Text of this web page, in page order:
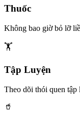
Thuốc
Không bao giờ bỏ lỡ
🏋️
Tập Luyện
Theo dõi thói quen
🥤